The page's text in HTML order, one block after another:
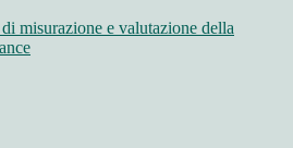
di misurazione e valutazione della